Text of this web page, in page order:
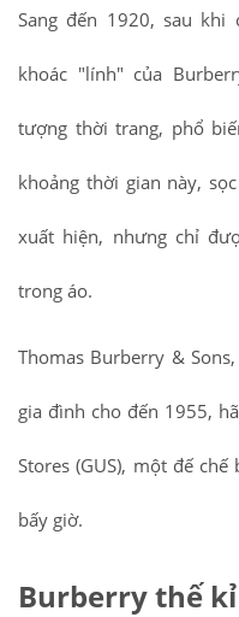
Sang đến 1920, sau
khoác "lính" của
tượng thời trang, phổ
khoảng thời gian này,
xuất hiện, nhưng chỉ
trong áo.
Thomas Burberry &
gia đình cho đến 1955,
Stores (GUS), một đế
bấy giờ.
Burberry thế kỉ